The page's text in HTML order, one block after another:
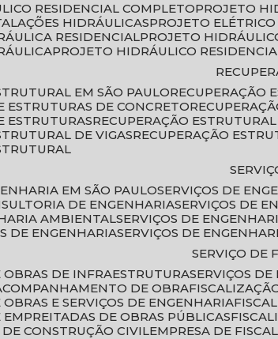
RESIDENCIAL COMPLETO
PROJETO
HIDRÁULICAS
PROJETO
RESIDENCIAL
PROJETO
PROJETO HIDRÁULICO
EM SÃO PAULO
ESTRUTURAS DE CONCRETO
ESTRUTURAS
RECUPERAÇÃO
DE VIGAS
RECUPERAÇÃO
EM SÃO PAULO SERVIÇOS DE
DE ENGENHARIA SERVIÇOS DE
AMBIENTAL SERVIÇOS DE
DE ENGENHARIA SERVIÇOS DE
SERVIÇO
OBRAS DE INFRAESTRUTURA SERVIÇOS
DE OBRA
OBRAS E SERVIÇOS DE ENGENHARIA
EMPREITADAS DE OBRAS PÚBLICAS
DE CONSTRUÇÃO CIVIL EMPRESA DE